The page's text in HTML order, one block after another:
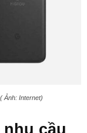
Ảnh: Internet)